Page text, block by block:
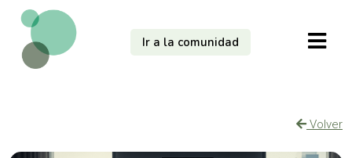
Ir a la comunidad
Volver